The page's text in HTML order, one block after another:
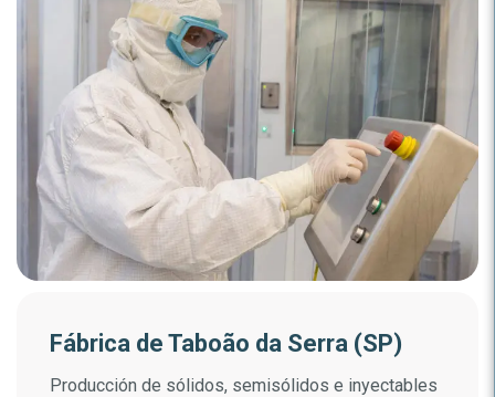
Fábrica de Taboão da Serra (SP)
Producción de sólidos, semisólidos e inyectables